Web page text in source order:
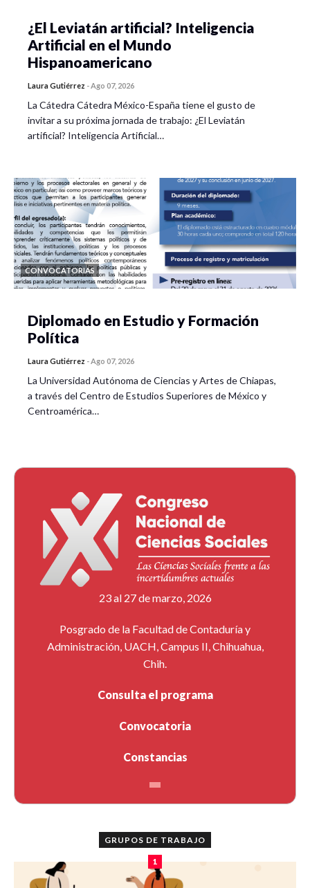
¿El Leviatán artificial? Inteligencia
Artificial en el Mundo
Hispanoamericano
Laura Gutiérrez -Ago 07, 2026
La Cátedra Cátedra México-España tiene el gusto de
invitar a su próxima jornada de trabajo: ¿El Leviatán
artificial? Inteligencia Artificial…
CONVOCATORIAS
Diplomado en Estudio y Formación
Política
Laura Gutiérrez -Ago 07, 2026
La Universidad Autónoma de Ciencias y Artes de Chiapas,
a través del Centro de Estudios Superiores de México y
Centroamérica…
23 al 27 de marzo, 2026
Posgrado de la Facultad de Contaduría y
Administración, UACH, Campus II, Chihuahua,
Chih.
Consulta el programa
Convocatoria
Constancias
GRUPOS DE TRABAJO
1